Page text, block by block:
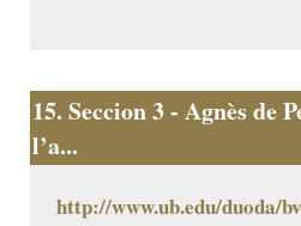
15. Seccion 3 - Agnès de
l’a...
http://www.ub.edu/duoda/